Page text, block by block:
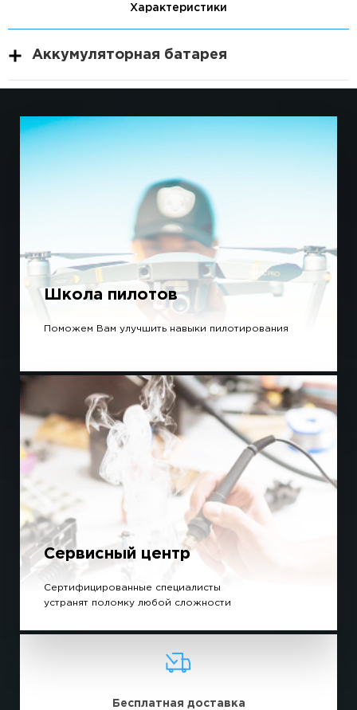
Характеристики
Аккумуляторная батарея
Школа пилотов
Поможем Вам улучшить навыки пилотирования
Сервисный центр
Сертифицированные специалисты
устранят поломку любой сложности
Бесплатная доставка